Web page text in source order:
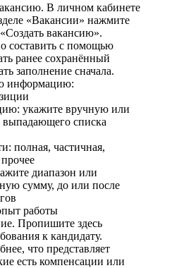
В личном кабинете
«Вакансии» нажмите
вакансию».
составить с помощью
ранее сохранённый
заполнение сначала.
информацию:
укажите вручную или
выпадающего списка
полная, частичная,
диапазон или
сумму, до или после
работы
Пропишите здесь
к кандидату.
что представляет
есть компенсации или